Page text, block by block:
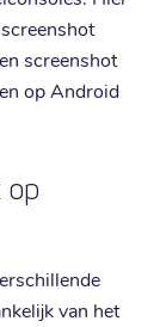
screenshot
op Android
op
van het